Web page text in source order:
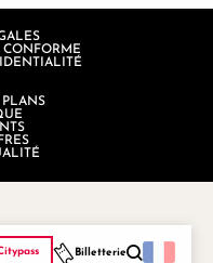
Billetterie
CONFORME
PLANS